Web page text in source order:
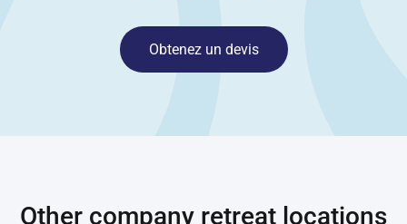
Obtenez un devis
Other company retreat locations